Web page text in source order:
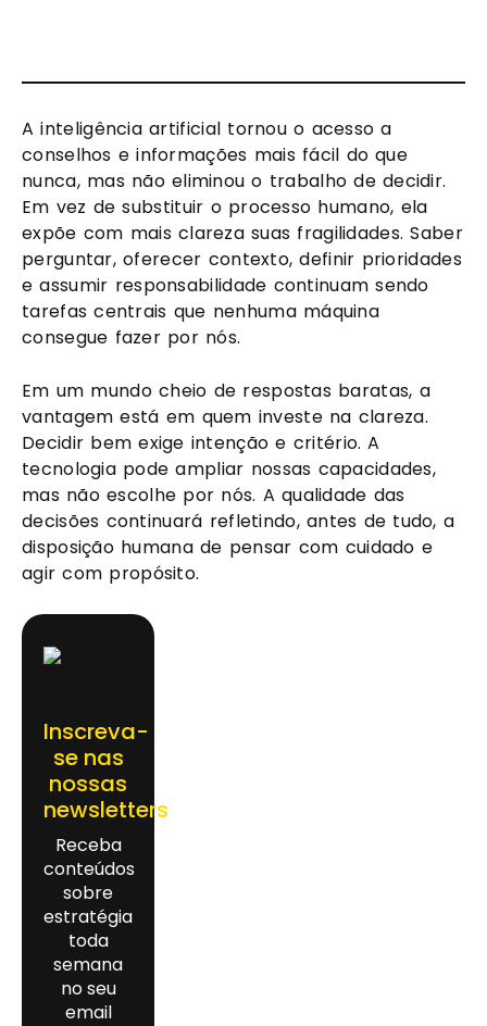
A inteligência artificial tornou o acesso a
conselhos e informações mais fácil do que
nunca, mas não eliminou o trabalho de decidir.
Em vez de substituir o processo humano, ela
expõe com mais clareza suas fragilidades. Saber
perguntar, oferecer contexto, definir prioridades
e assumir responsabilidade continuam sendo
tarefas centrais que nenhuma máquina
consegue fazer por nós.
Em um mundo cheio de respostas baratas, a
vantagem está em quem investe na clareza.
Decidir bem exige intenção e critério. A
tecnologia pode ampliar nossas capacidades,
mas não escolhe por nós. A qualidade das
decisões continuará refletindo, antes de tudo, a
disposição humana de pensar com cuidado e
agir com propósito.
Inscreva-
se nas
nossas
newsletters
Receba
conteúdos
sobre
estratégia
toda
semana
no seu
email